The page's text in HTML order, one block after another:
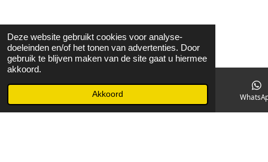
Deze website gebruikt cookies voor analyse-
doeleinden en/of het tonen van advertenties. Door
gebruik te blijven maken van de site gaat u hiermee
akkoord.
Akkoord